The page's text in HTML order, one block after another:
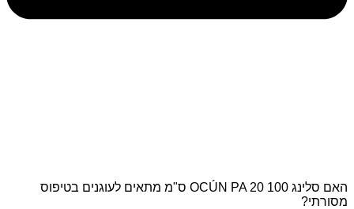
האם סלינג OCÚN PA 20 100 ס"מ מתאים לעוגנים בטיפוס
מסורתי?